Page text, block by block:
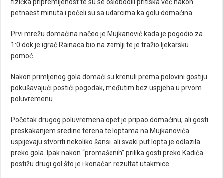
fizička pripremljenost te su se oslobodili pritiska već nakon
petnaest minuta i počeli su sa udarcima ka golu domaćina.
Prvi mrežu domaćina načeo je Mujkanović kada je pogodio za
1:0 dok je igrač Rainaca bio na zemlji te je tražio ljekarsku
pomoć.
Nakon primljenog gola domaći su krenuli prema polovini gostiju
pokušavajući postići pogodak, međutim bez uspjeha u prvom
poluvremenu.
Početak drugog poluvremena opet je pripao domaćinu, ali gosti
preskakanjem sredine terena te loptama na Mujkanovića
uspijevaju stvoriti nekoliko šansi, ali svaki put lopta je odlazila
preko gola. Ipak nakon “promašenih” prilika gosti preko Kadića
postižu drugi gol što je i konačan rezultat utakmice.